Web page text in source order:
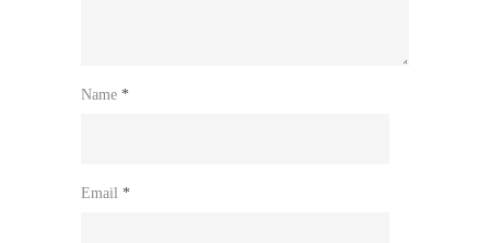
Name *
Email *